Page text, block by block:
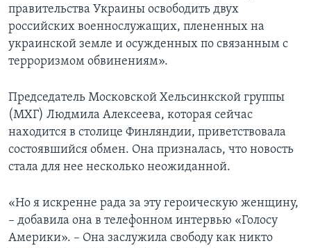
правительства Украины освободить двух
российских военнослужащих, плененных на
украинской земле и осужденных по связанным с
терроризмом обвинениям».
Председатель Московской Хельсинкской группы
(МХГ) Людмила Алексеева, которая сейчас
находится в столице Финляндии, приветствовала
состоявшийся обмен. Она призналась, что новость
стала для нее несколько неожиданной.
«Но я искренне рада за эту героическую женщину,
– добавила она в телефонном интервью «Голосу
Америки». – Она заслужила свободу как никто